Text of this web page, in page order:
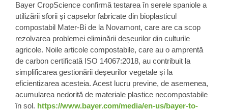
Bayer CropScience confirmă testarea în serele spaniole a
utilizării sforii și capselor fabricate din bioplasticul
compostabil Mater-Bi de la Novamont, care are ca scop
rezolvarea problemei eliminării deșeurilor din culturile
agricole. Noile articole compostabile, care au o amprentă
de carbon certificată ISO 14067:2018, au contribuit la
simplificarea gestionării deșeurilor vegetale și la
eficientizarea acesteia. Acest lucru previne, de asemenea,
acumularea nedorită de materiale plastice necompostabile
în sol. https://www.bayer.com/media/en-us/bayer-to-